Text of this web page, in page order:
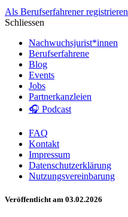
Als Berufserfahrener registrieren
Schliessen
Nachwuchsjurist*innen
Berufserfahrene
Blog
Events
Jobs
Partnerkanzleien
🎧 Podcast
FAQ
Kontakt
Impressum
Datenschutzerklärung
Nutzungsvereinbarung
Veröffentlicht am 03.02.2026